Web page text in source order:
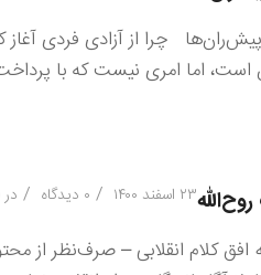
(۱) پشتوانه‌ها و پیش‌ران‌ها چرا از
اما امری نیست كه با
۲۳ اسفند ۱۴۰۰ / ۰ دیدگاه / در
افق كلام انقلابی – صرف‌نظر